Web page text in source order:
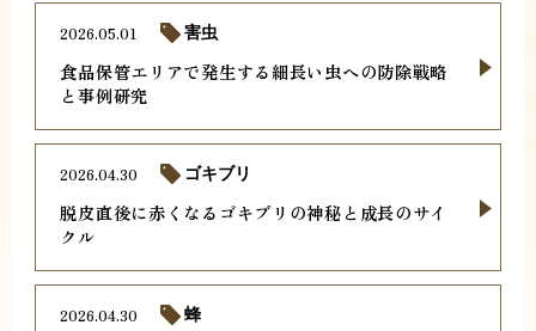
食品保管エリアで発生する細長い虫への防除戦略
と事例研究
2026.05.01 害虫
脱皮直後に赤くなるゴキブリの神秘と成長のサイ
クル
2026.04.30 ゴキブリ
2026.04.30 蜂